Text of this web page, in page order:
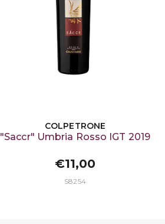
COLPETRONE
"Saccr" Umbria Rosso IGT 2019
€11,00
S8254